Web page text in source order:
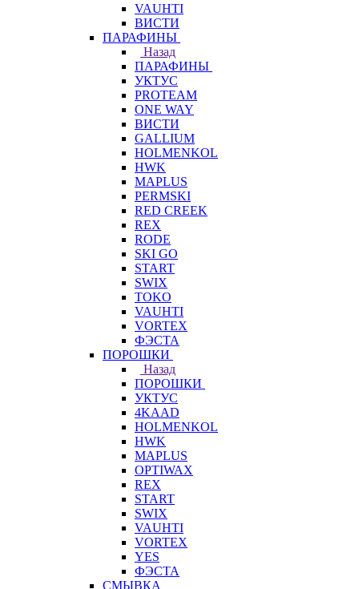
VAUHTI
ВИСТИ
ПАРАФИНЫ
Назад
ПАРАФИНЫ
УКТУС
PROTEAM
ONE WAY
ВИСТИ
GALLIUM
HOLMENKOL
HWK
MAPLUS
PERMSKI
RED CREEK
REX
RODE
SKI GO
START
SWIX
TOKO
VAUHTI
VORTEX
ФЭСТА
ПОРОШКИ
Назад
ПОРОШКИ
УКТУС
4KAAD
HOLMENKOL
HWK
MAPLUS
OPTIWAX
REX
START
SWIX
VAUHTI
VORTEX
YES
ФЭСТА
СМЫВКА